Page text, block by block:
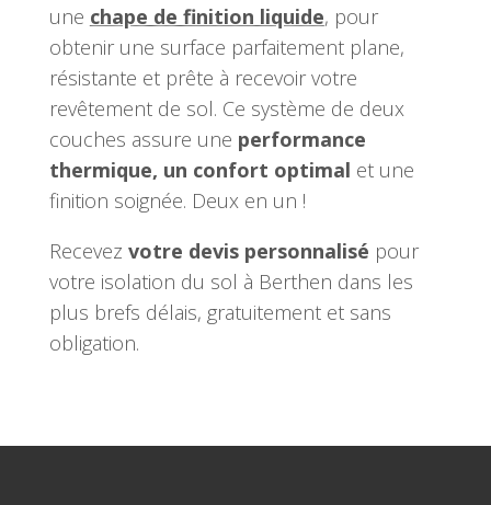
une chape de finition liquide, pour
obtenir une surface parfaitement plane,
résistante et prête à recevoir votre
revêtement de sol. Ce système de deux
couches assure une performance
thermique, un confort optimal et une
finition soignée. Deux en un !
Recevez votre devis personnalisé pour
votre isolation du sol à Berthen dans les
plus brefs délais, gratuitement et sans
obligation.